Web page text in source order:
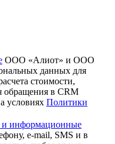
ООО «Алиот» и ООО
данных для
стоимости,
обращения в CRM
условиях Политики
и информационные
e-mail, SMS и в